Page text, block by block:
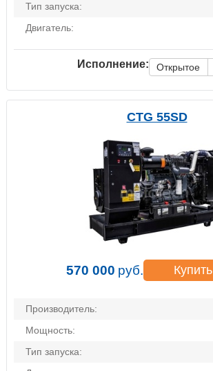
Тип запуска:
Двигатель:
Исполнение: Открытое
CTG 55SD
570 000 руб. Купить
Производитель:
Мощность:
Тип запуска: